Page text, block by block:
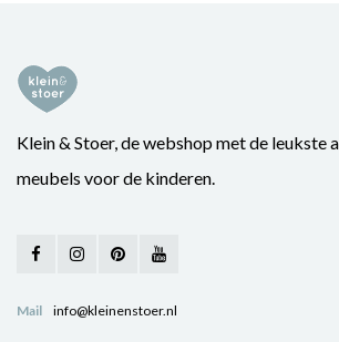
Klein & Stoer, de webshop met de leukste
meubels voor de kinderen.
Mail info@kleinenstoer.nl